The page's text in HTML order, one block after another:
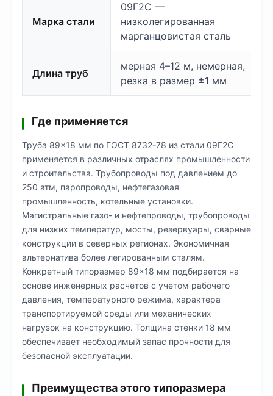
Марка стали
09Г2С —
низколегированная
марганцовистая сталь
Длина труб
мерная 4–12 м, немерная,
резка в размер ±1 мм
Где применяется
Труба 89×18 мм по ГОСТ 8732-78 из стали 09Г2С
применяется в различных отраслях промышленности
и строительства. Трубопроводы под давлением до
250 атм, паропроводы, нефтегазовая
промышленность, котельные установки.
Магистральные газо- и нефтепроводы, трубопроводы
для низких температур, мосты, резервуары, сварные
конструкции в северных регионах. Экономичная
альтернатива более легированным сталям.
Конкретный типоразмер 89×18 мм подбирается на
основе инженерных расчетов с учетом рабочего
давления, температурного режима, характера
транспортируемой среды или механических
нагрузок на конструкцию. Толщина стенки 18 мм
обеспечивает необходимый запас прочности для
безопасной эксплуатации.
Преимущества этого типоразмера